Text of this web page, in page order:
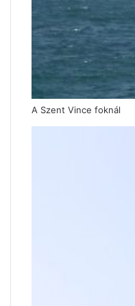
A Szent Vince foknál